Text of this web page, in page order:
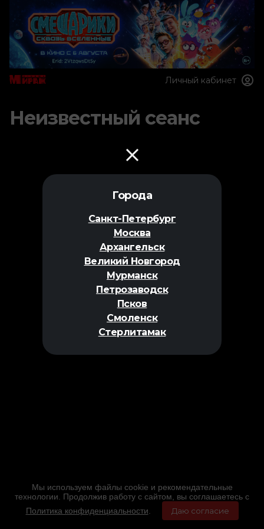
Города
Санкт-Петербург
Москва
Архангельск
Великий Новгород
Мурманск
Петрозаводск
Псков
Смоленск
Стерлитамак
Личный кабинет
Неизвестный сеанс
Мы используем файлы cookie и рекомендательные
технологии. Продолжив работу с сайтом, вы соглашаетесь с
Политика конфиденциальности
Даю согласие